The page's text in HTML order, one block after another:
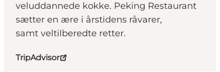
veluddannede kokke. Peking Restaurant
sætter en ære i årstidens råvarer,
samt veltilberedte retter.
TripAdvisor